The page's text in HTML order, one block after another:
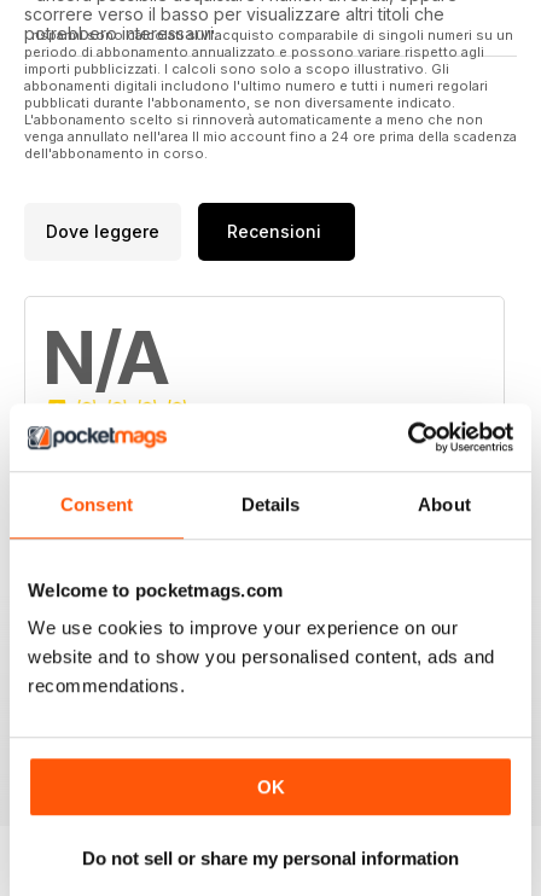
Consent Details About
Welcome to pocketmags.com
We use cookies to improve your experience on our
website and to show you personalised content, ads and
recommendations.
OK
Do not sell or share my personal information
bimestriel 100% passion voitures japonaises !
Autoworks remercie toutes les personnes qui ont participé à
l’élaboration du magazine. Merci également à tous les
lecteurs pour leurs encouragements et leur soutien !
scorrere verso il basso per visualizzare altri titoli che
potrebbero interessarvi.
I risparmi sono calcolati sull'acquisto comparabile di singoli numeri su un
periodo di abbonamento annualizzato e possono variare rispetto agli
importi pubblicizzati. I calcoli sono solo a scopo illustrativo. Gli
abbonamenti digitali includono l'ultimo numero e tutti i numeri regolari
pubblicati durante l'abbonamento, se non diversamente indicato.
L'abbonamento scelto si rinnoverà automaticamente a meno che non
venga annullato nell'area Il mio account fino a 24 ore prima della scadenza
dell'abbonamento in corso.
Dove leggere Recensioni
N/A
0
4 0
3
2
1 0
VISUALIZZA LE RECENSIONI